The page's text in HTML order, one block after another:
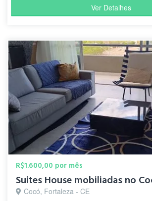
Ver Detalhes
R$1.600,00 por mês
Suites House mobiliadas no
Cocó, Fortaleza - CE